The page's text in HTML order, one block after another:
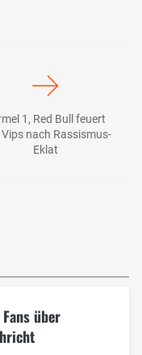
1, Red Bull feuert
nach Rassismus-
Eklat
über